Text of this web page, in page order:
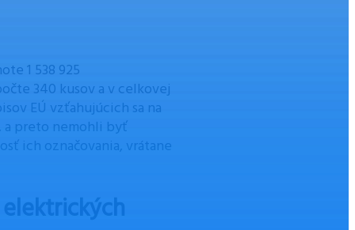
1 538 925
340 kusov a v celkovej
EÚ vzťahujúcich sa na
a preto nemohli byť
ich označovania, vrátane